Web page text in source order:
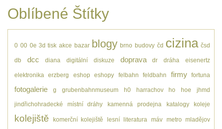
Oblíbené Štítky
0 00 0e 3d tisk akce bazar blogy brno budovy čd cizina čsd
db dcc diana digitální diskuze doprava dr dráha eisenertz
elektronika erzberg eshop eshopy felbahn feldbahn firmy fortuna
fotogalerie g grubenbahnmuseum h0 harrachov ho hoe jhmd
jindřichohradecké místní dráhy kamenná prodejna katalogy koleje
kolejiště komerční kolejiště lesní literatura máv metro mladějov